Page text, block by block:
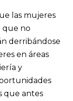
las mujeres
que no
derribándose
en áreas
y
que antes